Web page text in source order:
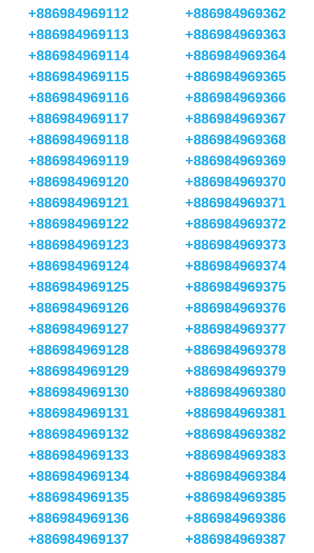
+886984969112
+886984969113
+886984969114
+886984969115
+886984969116
+886984969117
+886984969118
+886984969119
+886984969120
+886984969121
+886984969122
+886984969123
+886984969124
+886984969125
+886984969126
+886984969127
+886984969128
+886984969129
+886984969130
+886984969131
+886984969132
+886984969133
+886984969134
+886984969135
+886984969136
+886984969137
+886984969362
+886984969363
+886984969364
+886984969365
+886984969366
+886984969367
+886984969368
+886984969369
+886984969370
+886984969371
+886984969372
+886984969373
+886984969374
+886984969375
+886984969376
+886984969377
+886984969378
+886984969379
+886984969380
+886984969381
+886984969382
+886984969383
+886984969384
+886984969385
+886984969386
+886984969387